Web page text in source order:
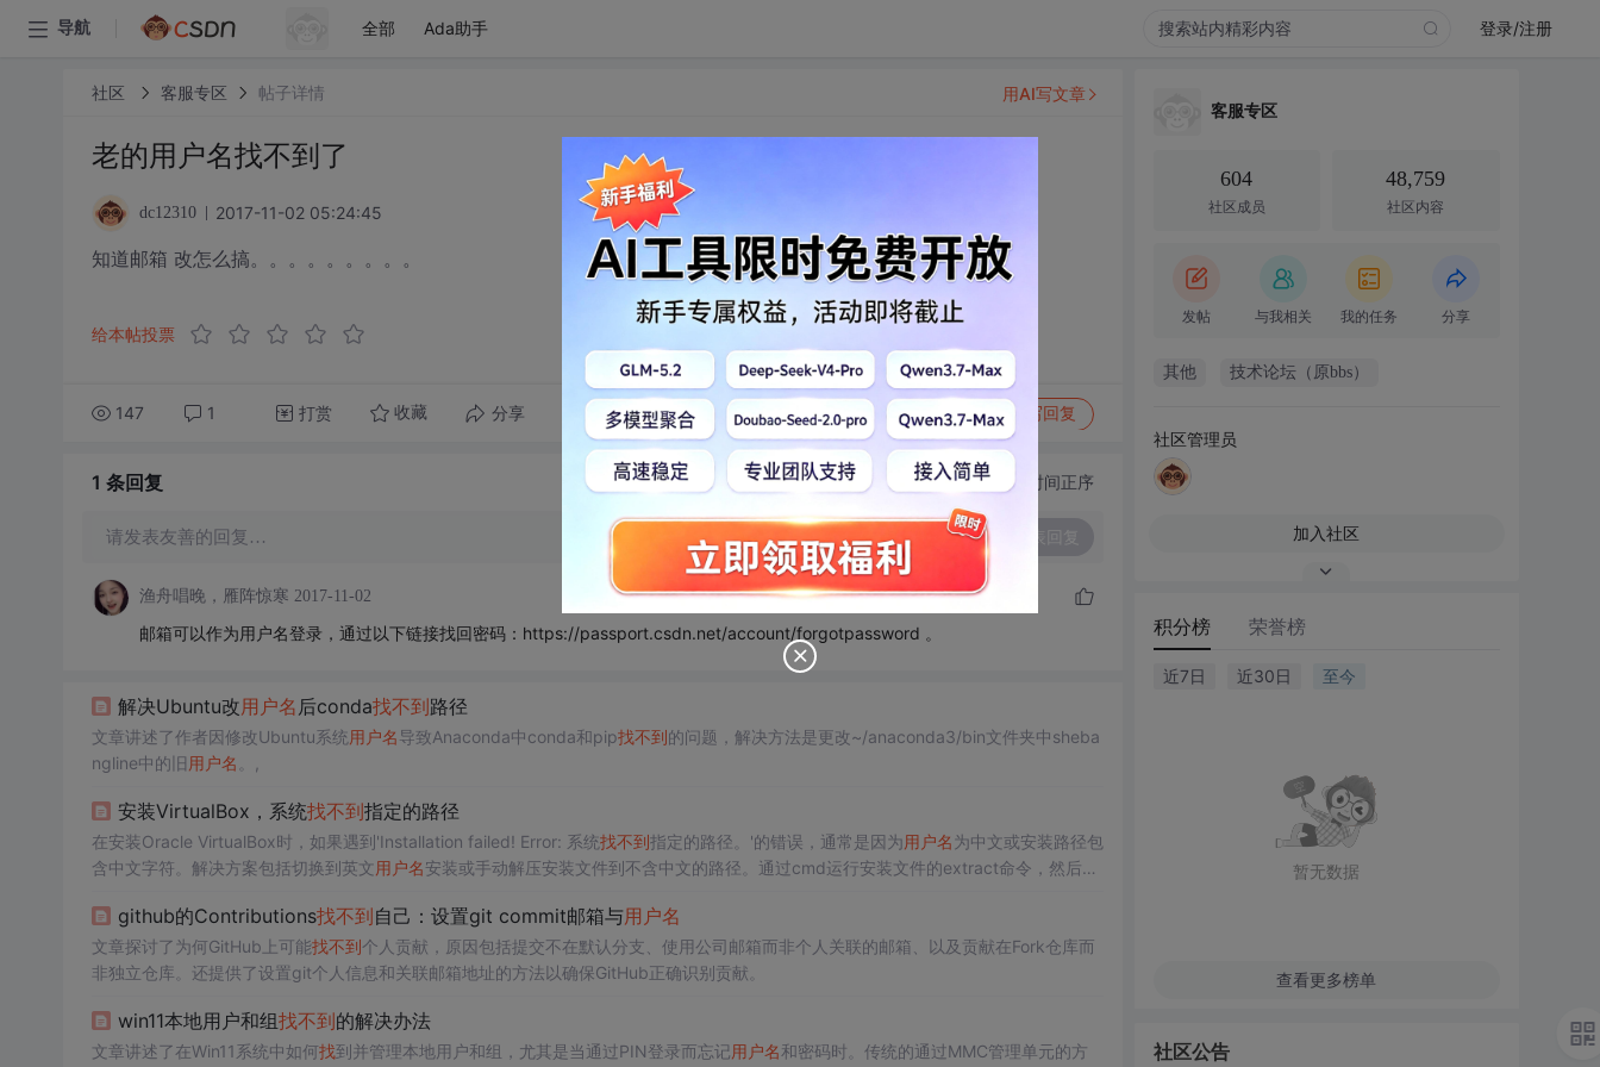
导航 全部 Ada助手 登录/注册
社区 客服专区 帖子详情
老的用户名找不到了
dc12310 2017-11-02 05:24:45
知道邮箱 改怎么搞。。。。。。。。。
给本帖投票
147 1 打赏 收藏 分享 转发到动态 举报 写回复
用AI写文章
1 条回复 切换为时间正序
请发表友善的回复…
渔舟唱晚，雁阵惊寒 2017-11-02
邮箱可以作为用户名登录，通过以下链接找回密码：https://passport.csdn.net/account/forgotpassword 。
解决Ubuntu改用户名 后conda找不到路径
文章讲述了作者因修改Ubuntu系统 用户名导致Anaconda中conda和pip找不到的问题，解决方法是更改~/anaconda3/bin文件夹中sheba
ngline中的旧 用户名
安装VirtualBox，系统找不到指定的路径
在安装Oracle VirtualBox时，如果遇到'Installation failed! Error: 系统找不到指定的路径。'的错误，通常是因为用户名 为中文或安装路径包
含中文字符。解决方案包括切换到英文用户名安装或手动解压安装文件到不含中文的路径。通过cmd运行安装文件的extract命令，然后在
github的Contributions找不到自己：设置git commit邮箱与用户名
文章探讨了为何GitHub上可能找不到个人贡献，原因包括提交不在默认分支、使用公司邮箱而非个人关联的邮箱、以及贡献在Fork仓库而
非独立仓库。还提供了设置git个人信息和关联邮箱地址的方法以确保GitHub正确识别贡献。
win11本地用户和组找不到的解决办法
文章讲述了在Win11系统中如何找到并管理本地用户和组，尤其是当通过PIN登录而忘记用户名和密码时。传统的通过MMC管理单元的方
客服专区
604
社区成员
48,759
社区内容
发帖 与我相关 我的任务 分享
其他 技术论坛（原bbs）
社区管理员
加入社区
积分榜 荣誉榜
近7日 近30日 至今
暂无数据
查看更多榜单
社区公告